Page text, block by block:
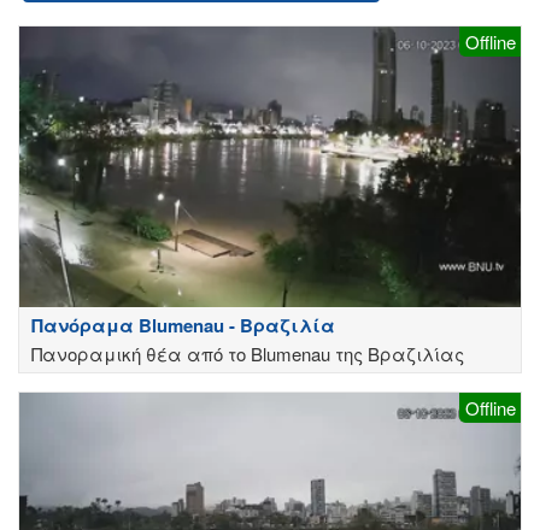
Offline
Πανόραμα Blumenau - Βραζιλία
Πανοραμική θέα από το Blumenau της Βραζιλίας
Offline